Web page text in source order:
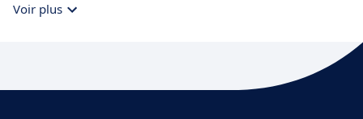
Voir plus